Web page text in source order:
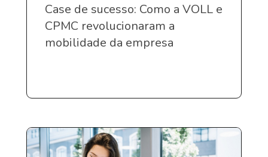
Case de sucesso: Como a VOLL e
CPMC revolucionaram a
mobilidade da empresa